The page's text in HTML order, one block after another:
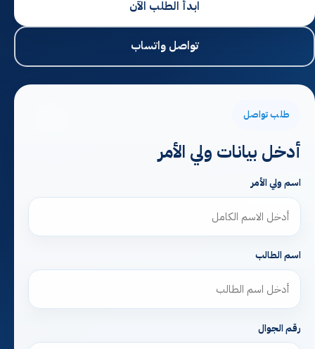
ابدأ الطلب الآن
تواصل واتساب
طلب تواصل
أدخل بيانات ولي الأمر
اسم ولي الأمر
اسم الطالب
رقم الجوال